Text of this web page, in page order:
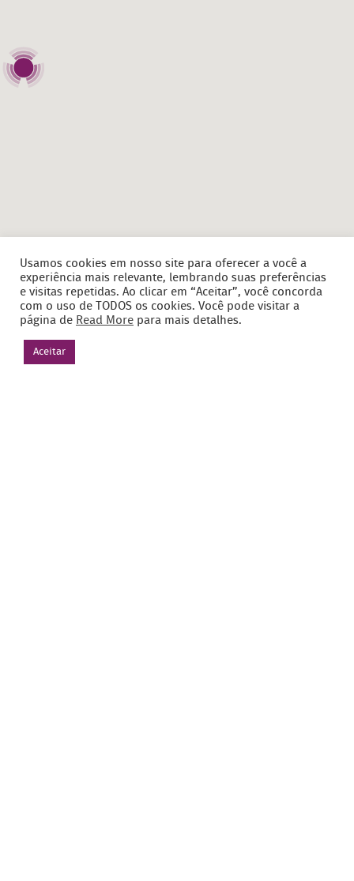
Usamos cookies em nosso site para oferecer a você a
experiência mais relevante, lembrando suas preferências
e visitas repetidas. Ao clicar em “Aceitar”, você concorda
com o uso de TODOS os cookies. Você pode visitar a
página de Read More para mais detalhes.
Aceitar